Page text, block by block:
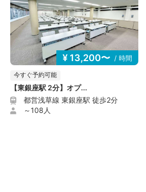
【免責事項】
・貴重品や各自の荷物は利用者の責
ただきます。貴重品や各自の荷物
どについて当社は一切の責任を負い
・会議室、および施設の利用に伴う
持ち込んだ機材・物品・部外品・展
事故などのすべての事故について、
負いません。
・天災や事故等により、やむを得ず
くなった場合であっても、当社は賠
¥ 13,200〜 / 時間
今すぐ予約可能
【東銀座駅 2分】オプ...
都営浅草線 東銀座駅 徒歩2分
～108人